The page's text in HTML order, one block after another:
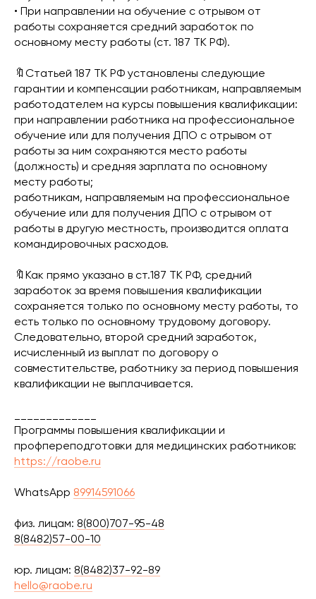
• При направлении на обучение с отрывом от
работы сохраняется средний заработок по
основному месту работы (ст. 187 ТК РФ).
🔖Статьей 187 ТК РФ установлены следующие
гарантии и компенсации работникам, направляемым
работодателем на курсы повышения квалификации:
при направлении работника на профессиональное
обучение или для получения ДПО с отрывом от
работы за ним сохраняются место работы
(должность) и средняя зарплата по основному
месту работы;
работникам, направляемым на профессиональное
обучение или для получения ДПО с отрывом от
работы в другую местность, производится оплата
командировочных расходов.
🔖Как прямо указано в ст.187 ТК РФ, средний
заработок за время повышения квалификации
сохраняется только по основному месту работы, то
есть только по основному трудовому договору.
Следовательно, второй средний заработок,
исчисленный из выплат по договору о
совместительстве, работнику за период повышения
квалификации не выплачивается.
Программы повышения квалификации и
профпереподготовки для медицинских работников:
https://raobe.ru
WhatsApp 89914591066
физ. лицам: 8(800)707-95-48
8(8482)57-00-10
юр. лицам: 8(8482)37-92-89
hello@raobe.ru